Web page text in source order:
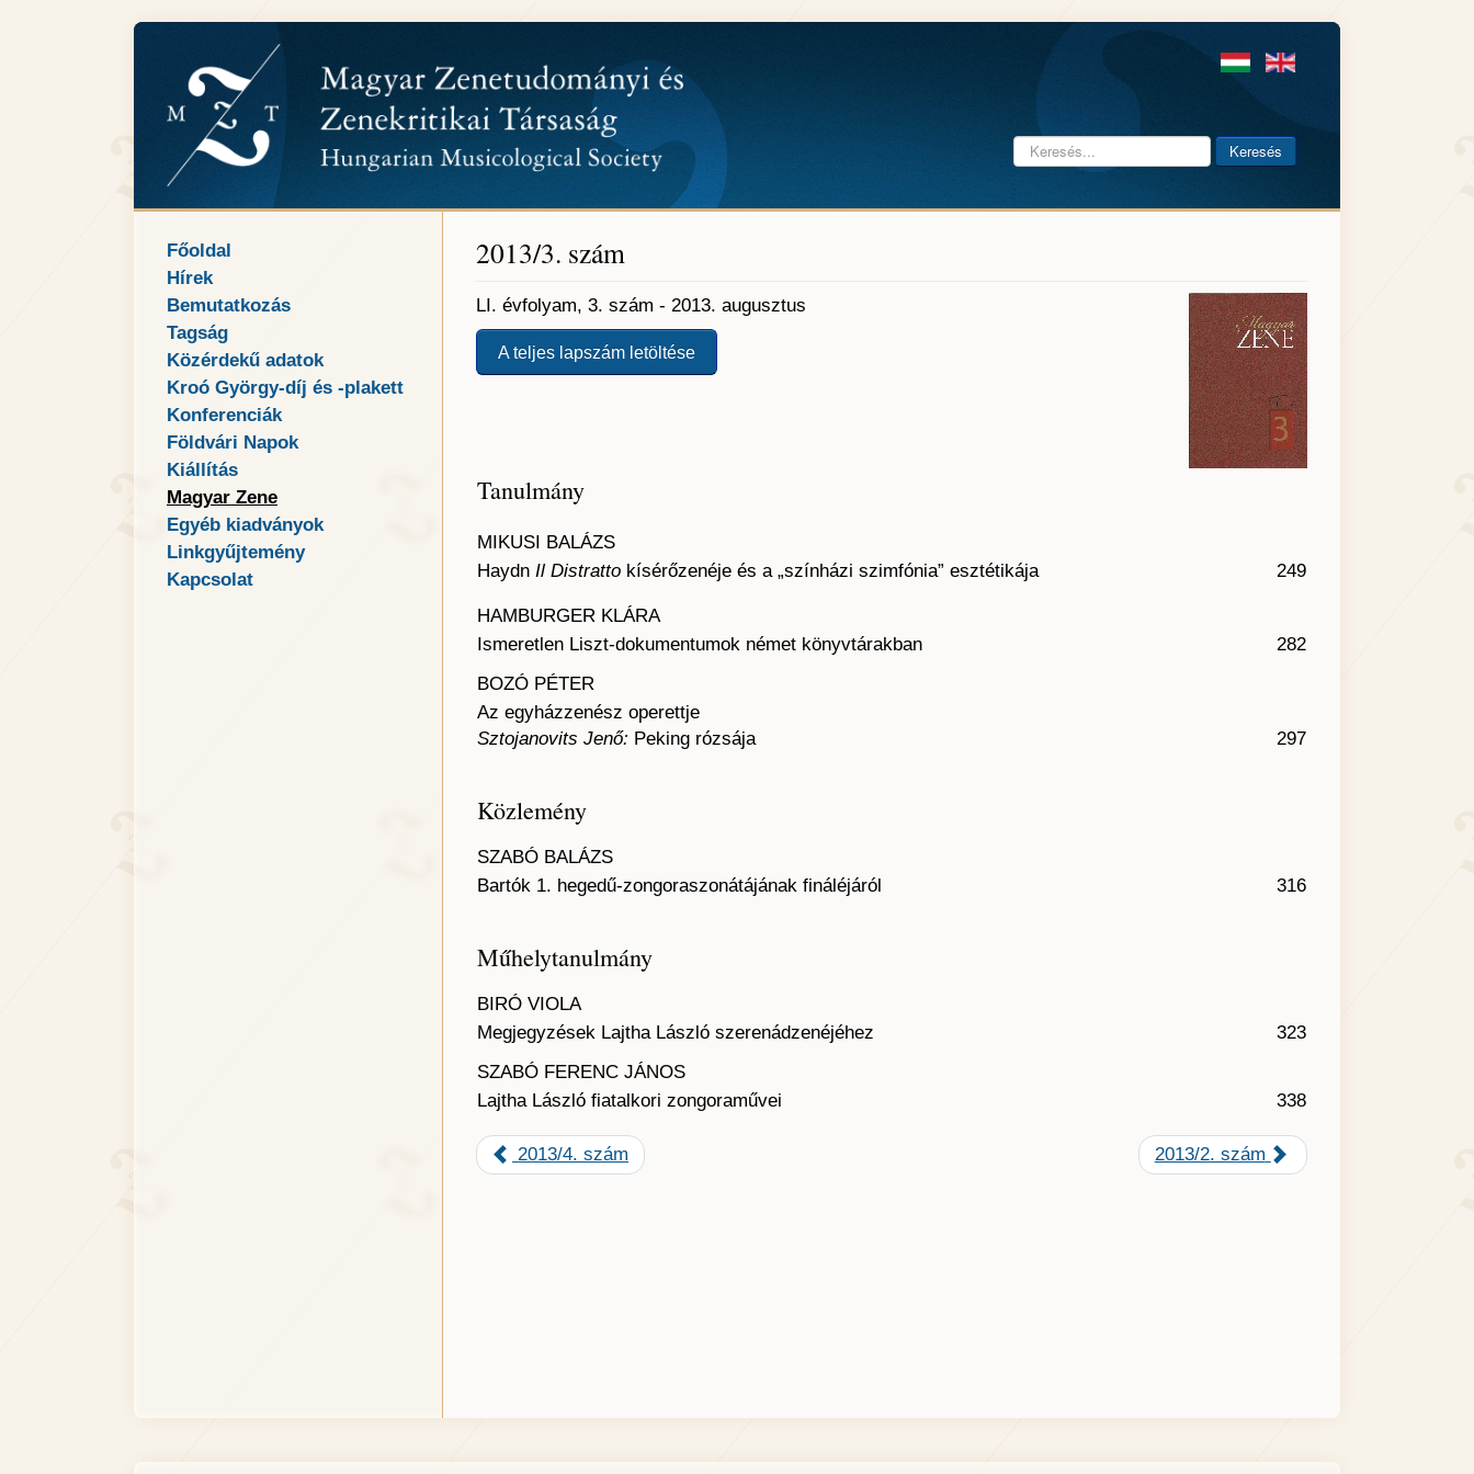
Keresés... Keresés
Főoldal
Hírek
Bemutatkozás
Tagság
Közérdekű adatok
Kroó György-díj és -plakett
Konferenciák
Földvári Napok
Kiállítás
Magyar Zene
Egyéb kiadványok
Linkgyűjtemény
Kapcsolat
2013/3. szám
LI. évfolyam, 3. szám - 2013. augusztus
A teljes lapszám letöltése
Tanulmány
MIKUSI BALÁZS
Haydn Il Distrattokísérőzenéje és a „színházi szimfónia” esztétikája 249
HAMBURGER KLÁRA
Ismeretlen Liszt-dokumentumok német könyvtárakban
282
BOZÓ PÉTER
Az egyházzenész operettje
Sztojanovits Jenő: Peking rózsája 297
Közlemény
SZABÓ BALÁZS
Bartók 1. hegedű-zongoraszonátájának fináléjáról
316
Műhelytanulmány
BIRÓ VIOLA
Megjegyzések Lajtha László szerenádzenéjéhez
323
SZABÓ FERENC JÁNOS
Lajtha László fiatalkori zongoraművei
338
2013/4. szám 2013/2. szám